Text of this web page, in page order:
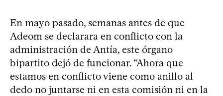
En mayo pasado, semanas antes de que
Adeom se declarara en conflicto con la
administración de Antía, este órgano
bipartito dejó de funcionar. “Ahora que
estamos en conflicto viene como anillo al
dedo no juntarse ni en esta comisión ni en la